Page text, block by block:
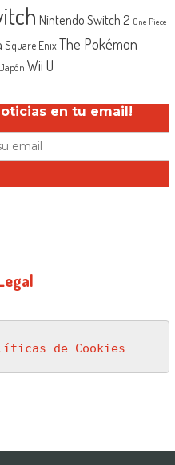
Nintendo Switch 2 One Piece
Square EnixThe Pokémon
Wii U
en tu email!
de Cookies